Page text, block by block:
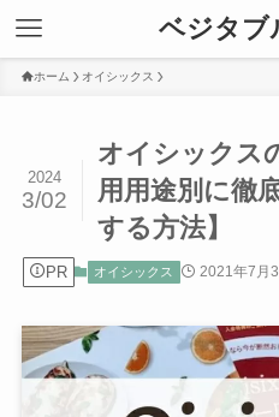
ベジタブ
ホーム オイシックス
オイシックス
用用途別に徹
する方法】
2024
3/02
PR オイシックス 2021年7月